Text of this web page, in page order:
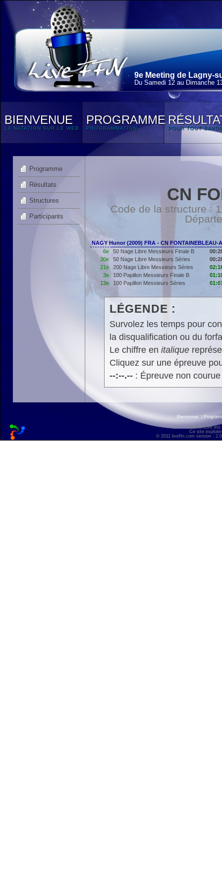
9e Meeting de Lagny-
Du Samedi 12 au Dimanche
BIENVENUE
LA NATATION SUR LE WEB
PROGRAMME
PROGRAMMATION POUR TOUT
Programme
Résultats
Structures
Participants
CN
Code de la structure :
NAGY Hunor (2009) FRA - CN FONTAINEBLEAU-
6e
50 Nage Libre Messieurs Finale B
30e
50 Nage Libre Messieurs Séries
21e
200 Nage Libre Messieurs Séries
3e
100 Papillon Messieurs Finale B
13e
100 Papillon Messieurs Séries
LÉGENDE :
Survolez les temps pour
la disqualification ou du
Le chiffre en italique
Cliquez sur une épreuve
--:--.--: Épreuve non
Bienvenue
liveffn.com est
Ce site
© 2011 liveffn.com version :